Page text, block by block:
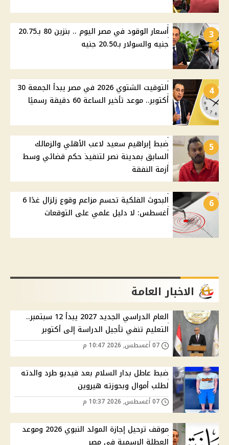
3
أسعار الوقود في مصر اليوم .. بنزين 80 بـ20.75
جنيه والسولار بـ20.50 جنيه
4
التوقيت الشتوي 2026 في مصر يبدأ الجمعة 30
أكتوبر.. موعد تأخير الساعة 60 دقيقة رسميًا
5
ضبط إبراهيم سعيد لاعب الأهلي والزمالك
السابق بمدينة نصر لتنفيذ حكم قضائي وسط
أزمة النفقة
6
البحوث الفلكية تحسم مزاعم وقوع زلزال غدًا 6
أغسطس: لا دليل علمي على التوقعات
الاخبار العامة
العام الدراسي الجديد 2027 يبدأ 12 سبتمبر..
التعليم تنفي تأجيل الدراسة إلى أكتوبر
ضبط عاطل بدار السلام بعد فيديو طرد والدته
لطلب أموال وبحوزته هيروين
موقف ترحيل إجازة المولد النبوي 2026 وموعد
العطلة الرسمية في مصر